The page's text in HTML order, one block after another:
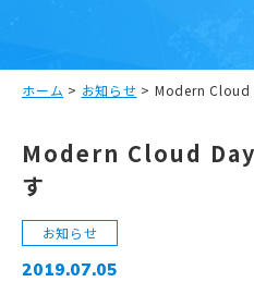
ホーム > お知らせ > Modern Cloud
Modern Cloud
す
お知らせ
2019.07.05